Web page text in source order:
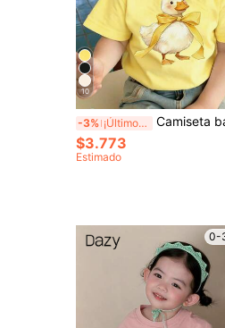
10
-3% ¡Últimos 2 días Camiseta básica de manga corta para niñas bebé, con estampado gráfico de lazo amarillo pato, de estilo minimalista y
$3.773
Estimado
0-